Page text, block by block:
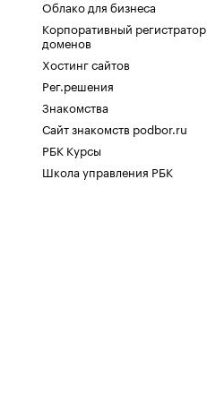
Облако для бизнеса
Корпоративный регистратор
доменов
Хостинг сайтов
Рег.решения
Знакомства
Сайт знакомств podbor.ru
РБК Курсы
Школа управления РБК